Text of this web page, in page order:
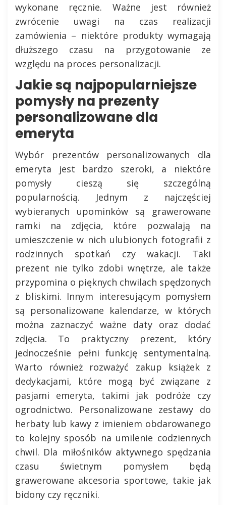
wykonane ręcznie. Ważne jest również
zwrócenie uwagi na czas realizacji
zamówienia – niektóre produkty wymagają
dłuższego czasu na przygotowanie ze
względu na proces personalizacji.
Jakie są najpopularniejsze
pomysły na prezenty
personalizowane dla
emeryta
Wybór prezentów personalizowanych dla
emeryta jest bardzo szeroki, a niektóre
pomysły cieszą się szczególną
popularnością. Jednym z najczęściej
wybieranych upominków są grawerowane
ramki na zdjęcia, które pozwalają na
umieszczenie w nich ulubionych fotografii z
rodzinnych spotkań czy wakacji. Taki
prezent nie tylko zdobi wnętrze, ale także
przypomina o pięknych chwilach spędzonych
z bliskimi. Innym interesującym pomysłem
są personalizowane kalendarze, w których
można zaznaczyć ważne daty oraz dodać
zdjęcia. To praktyczny prezent, który
jednocześnie pełni funkcję sentymentalną.
Warto również rozważyć zakup książek z
dedykacjami, które mogą być związane z
pasjami emeryta, takimi jak podróże czy
ogrodnictwo. Personalizowane zestawy do
herbaty lub kawy z imieniem obdarowanego
to kolejny sposób na umilenie codziennych
chwil. Dla miłośników aktywnego spędzania
czasu świetnym pomysłem będą
grawerowane akcesoria sportowe, takie jak
bidony czy ręczniki.